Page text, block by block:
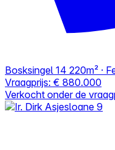
Bosksingel 14 220m² ·
Vraagprijs: € 880.000
Verkocht onder de